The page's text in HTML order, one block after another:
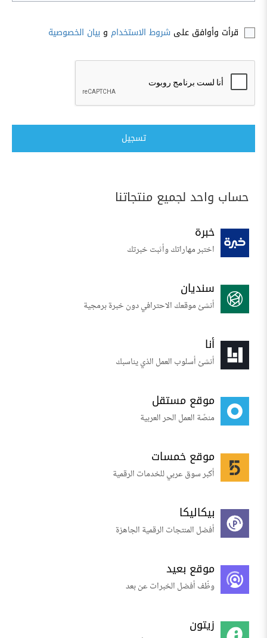
قرأت وأوافق على شروط الاستخدام و بيان الخصوصية
تسجيل
حساب واحد لجميع منتجاتنا
خبرة
اختبر مهاراتك وأثبت خبرتك
سنديان
أنشئ موقعك الاحترافي دون خبرة برمجية
أنا
أنشئ أسلوب العمل الذي يناسبك
موقع مستقل
منصّة العمل الحر العربية
موقع خمسات
أكبر سوق عربي للخدمات الرقمية
بيكاليكا
أفضل المنتجات الرقمية الجاهزة
موقع بعيد
وظّف أفضل الخبرات عن بعد
زيتون